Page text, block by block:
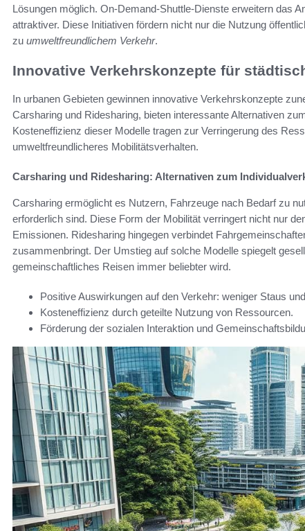
Lösungen möglich. On-Demand-Shuttle-Dienste erweitern das
attraktiver. Diese Initiativen fördern nicht nur die Nutzung
zu umweltfreundlichem Verkehr.
Innovative Verkehrskonzepte für
In urbanen Gebieten gewinnen innovative Verkehrskonzepte
Carsharing und Ridesharing, bieten interessante Alternativen
Kosteneffizienz dieser Modelle tragen zur Verringerung des
umweltfreundlicheres Mobilitätsverhalten.
Carsharing und Ridesharing: Alternativen zum
Carsharing ermöglicht es Nutzern, Fahrzeuge nach Bedarf zu
erforderlich sind. Diese Form der Mobilität verringert nicht nur
Emissionen. Ridesharing hingegen verbindet
zusammenbringt. Der Umstieg auf solche Modelle spiegelt
gemeinschaftliches Reisen immer beliebter wird.
Positive Auswirkungen auf den Verkehr: weniger Staus
Kosteneffizienz durch geteilte Nutzung von Ressourcen.
Förderung der sozialen Interaktion und